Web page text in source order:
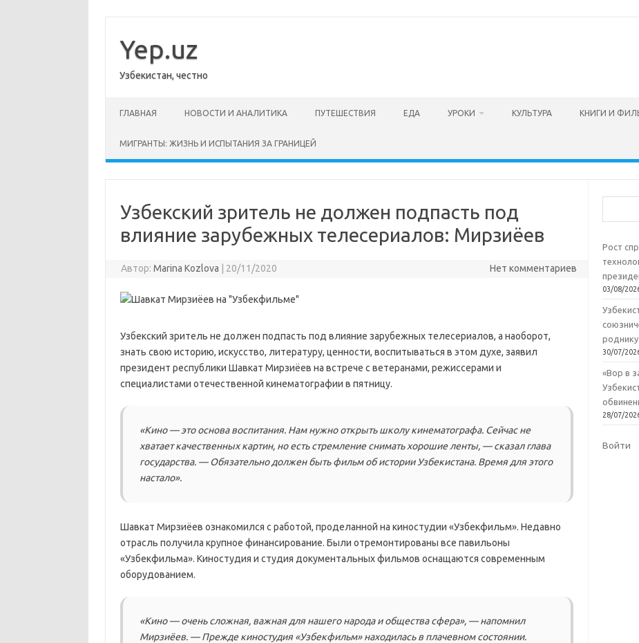
содержимому
Yep.uz
Узбекистан, честно
ГЛАВНАЯ НОВОСТИ И АНАЛИТИКА ПУТЕШЕСТВИЯ ЕДА УРОКИ КУЛЬТУРА КНИГИ И
МИГРАНТЫ: ЖИЗНЬ И ИСПЫТАНИЯ ЗА ГРАНИЦЕЙ
Узбекский зритель не должен подпасть под
влияние зарубежных телесериалов: Мирзиёев
Автор: Marina Kozlova 20/11/2020 Нет комментариев
Узбекский зритель не должен подпасть под влияние зарубежных телесериалов, а наоборот,
знать свою историю, искусство, литературу, ценности, воспитываться в этом духе, заявил
президент республики Шавкат Мирзиёев на встрече с ветеранами, режиссерами и
специалистами отечественной кинематографии в пятницу.
«Кино — это основа воспитания. Нам нужно открыть школу кинематографа. Сейчас не
хватает качественных картин, но есть стремление снимать хорошие ленты, — сказал глава
государства. — Обязательно должен быть фильм об истории Узбекистана. Время для этого
настало».
Шавкат Мирзиёев ознакомился с работой, проделанной на киностудии «Узбекфильм». Недавно
отрасль получила крупное финансирование. Были отремонтированы все павильоны
«Узбекфильма». Киностудия и студия документальных фильмов оснащаются современным
оборудованием.
«Кино — очень сложная, важная для нашего народа и общества сфера», — напомнил
Мирзиёев. — Прежде киностудия «Узбекфильм» находилась в плачевном состоянии.
Рост
03/08/
30/07/
«Вор в
28/07/
Войти